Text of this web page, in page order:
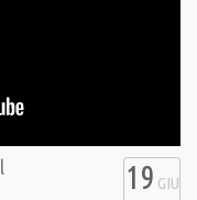
19 GIU